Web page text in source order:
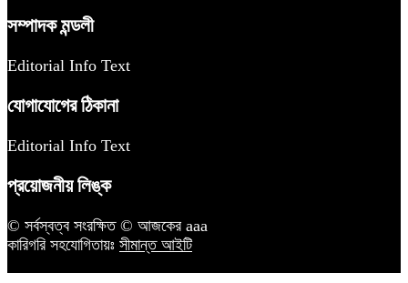
সম্পাদক মন্ডলী
Editorial Info Text
যোগাযোগের ঠিকানা
Editorial Info Text
প্রয়োজনীয় লিঙ্ক
© সর্বস্বত্ব সংরক্ষিত © আজকের aaa
কারিগরি সহযোগিতায়ঃ সীমান্ত আইটি